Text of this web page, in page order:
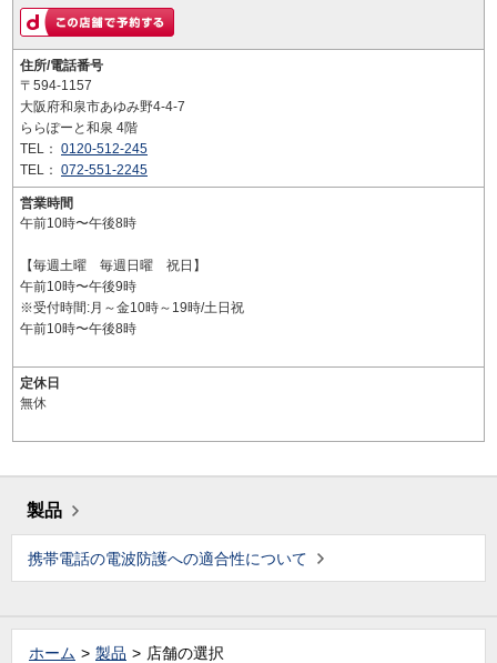
住所/電話番号
〒594-1157
大阪府和泉市あゆみ野4-4-7
ららぽーと和泉 4階
TEL： 0120-512-245
TEL： 072-551-2245
営業時間
午前10時〜午後8時
【毎週土曜 毎週日曜 祝日】
午前10時〜午後9時
※受付時間:月～金10時～19時/土日祝
午前10時〜午後8時
定休日
無休
製品
携帯電話の電波防護への適合性について
ホーム 製品 店舗の選択